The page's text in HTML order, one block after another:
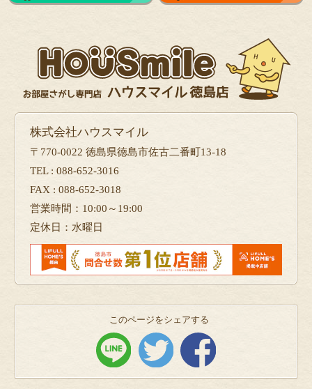
株式会社ハウスマイル
〒770-0022 徳島県徳島市佐古二番町13-18
TEL : 088-652-3016
FAX : 088-652-3018
営業時間：10:00～19:00
定休日：水曜日
このページをシェアする